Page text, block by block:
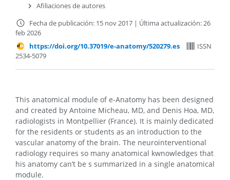
Afiliaciones de autores
Fecha de publicación: 15 nov 2017 | Última actualización: 26
feb 2026
https://doi.org/10.37019/e-anatomy/520279.es
ISSN
2534-5079
This anatomical module of e-Anatomy has been designed
and created by Antoine Micheau, MD, and Denis Hoa, MD,
radiologists in Montpellier (France). It is mainly dedicated
for the residents or students as an introduction to the
vascular anatomy of the brain. The neurointerventional
radiology requires so many anatomical kwnowledges that
his anatomy can’t be s summarized in a single anatomical
module.